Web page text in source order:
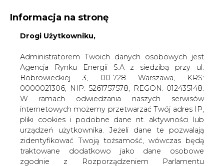
KONTAKT:
WYDAWCA PORTALU:
WYSOKI KONTRAST A A
ZALOGUJ SIĘ
Informacja na stronę
Drogi Użytkowniku,
Administratorem Twoich danych osobowych jest
Agencja Rynku Energii S.A z siedzibą przy ul.
Bobrowieckiej 3, 00-728 Warszawa, KRS:
0000021306, NIP: 5261757578, REGON: 012435148.
W ramach odwiedzania naszych serwisów
internetowych możemy przetwarzać Twój adres IP,
pliki cookies i podobne dane nt. aktywności lub
urządzeń użytkownika. Jeżeli dane te pozwalają
zidentyfikować Twoją tożsamość, wówczas będą
traktowane dodatkowo jako dane osobowe
zgodnie z Rozporządzeniem Parlamentu